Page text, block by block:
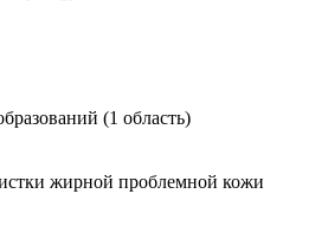
(1 область)
жирной проблемной кожи